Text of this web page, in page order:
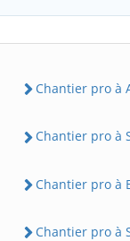
Chantier pro à
Chantier pro à
Chantier pro à
Chantier pro à